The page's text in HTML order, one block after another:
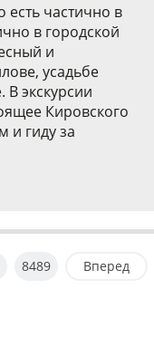
есть частично в
в городской
и
усадьбе
экскурсии
Кировского
и гиду за
8489 Вперед